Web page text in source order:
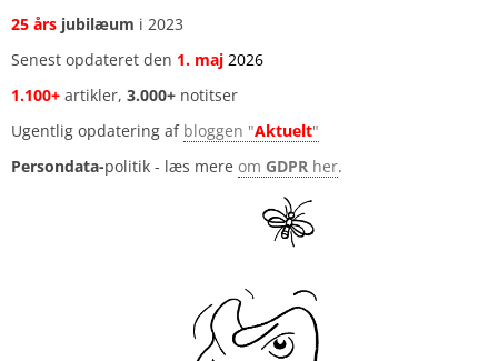
25 års jubilæum i 2023
Senest opdateret den 1. maj 2026
1.100+ artikler, 3.000+ notitser
Ugentlig opdatering af bloggen "Aktuelt"
Persondata-politik - læs mere om GDPR her.